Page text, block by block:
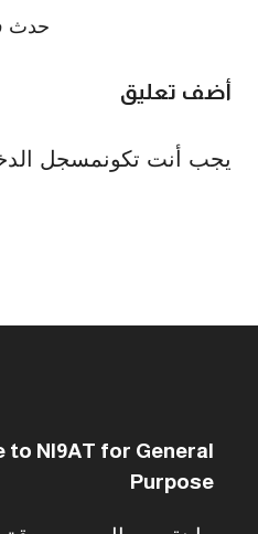
حدث
أضف تعليق
يجب أنت تكونمسجل
to NI9AT for General
Purpose